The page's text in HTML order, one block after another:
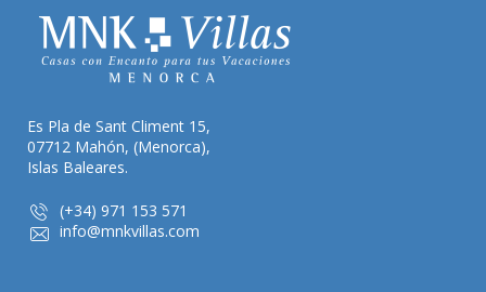
Es Pla de Sant Climent 15,
07712 Mahón, (Menorca),
Islas Baleares.
(+34) 971 153 571
info@mnkvillas.com